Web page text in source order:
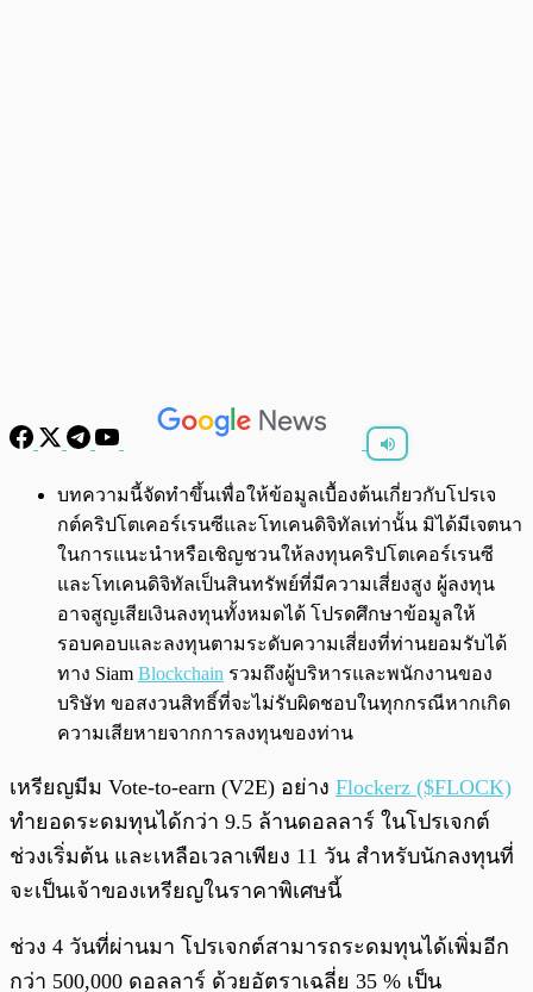
พร้อมเล่น 0:00/0:00
บทความนี้จัดทำขึ้นเพื่อให้ข้อมูลเบื้องต้นเกี่ยวกับโปรเจ
กต์คริปโตเคอร์เรนซีและโทเคนดิจิทัลเท่านั้น มิได้มีเจตนา
ในการแนะนำหรือเชิญชวนให้ลงทุนคริปโตเคอร์เรนซี
และโทเคนดิจิทัลเป็นสินทรัพย์ที่มีความเสี่ยงสูง ผู้ลงทุน
อาจสูญเสียเงินลงทุนทั้งหมดได้ โปรดศึกษาข้อมูลให้
รอบคอบและลงทุนตามระดับความเสี่ยงที่ท่านยอมรับได้
ทาง Siam Blockchain รวมถึงผู้บริหารและพนักงานของ
บริษัท ขอสงวนสิทธิ์ที่จะไม่รับผิดชอบในทุกกรณีหากเกิด
ความเสียหายจากการลงทุนของท่าน
เหรียญมีม Vote-to-earn (V2E) อย่าง Flockerz ($FLOCK)
ทำยอดระดมทุนได้กว่า 9.5 ล้านดอลลาร์ ในโปรเจกต์
ช่วงเริ่มต้น และเหลือเวลาเพียง 11 วัน สำหรับนักลงทุนที่
จะเป็นเจ้าของเหรียญในราคาพิเศษนี้
ช่วง 4 วันที่ผ่านมา โปรเจกต์สามารถระดมทุนได้เพิ่มอีก
กว่า 500,000 ดอลลาร์ ด้วยอัตราเฉลี่ย 35 % เป็น